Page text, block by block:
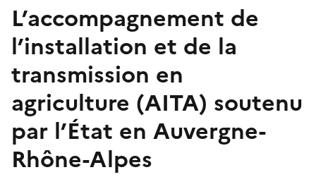
L’accompagnement de
l’installation et de la
transmission en
agriculture (AITA) soutenu
par l’État en Auvergne-
Rhône-Alpes